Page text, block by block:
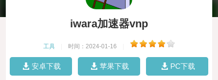
iwara加速器vnp
工具 时间：2024-01-16
安卓下载 苹果下载 PC下载